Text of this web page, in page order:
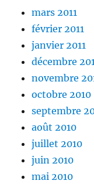
mars 2011
février 2011
janvier 2011
décembre
novembre
octobre 2010
septembre
août 2010
juillet 2010
juin 2010
mai 2010